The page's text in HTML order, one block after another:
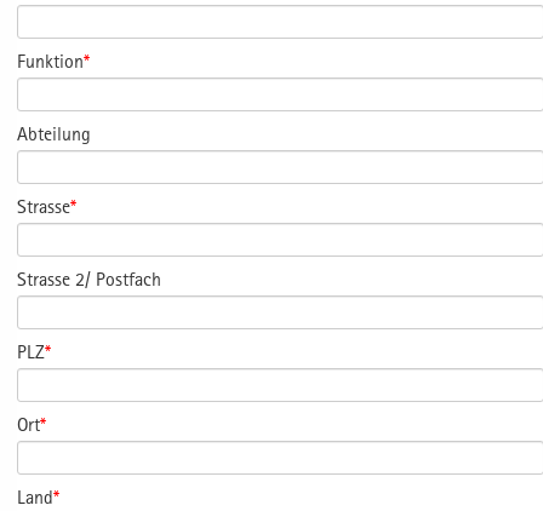
Funktion*
Abteilung
Strasse*
Strasse 2/ Postfach
PLZ*
Ort*
Land*